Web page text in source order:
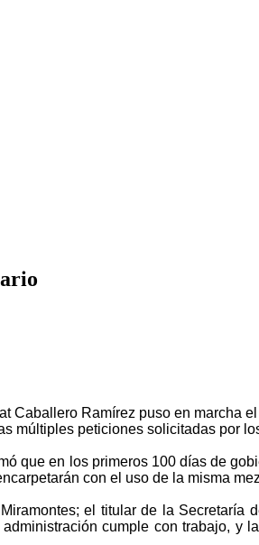
Ramírez puso en marcha
múltiples peticiones solicitadas por
que en los primeros 100 días de
con el uso de la misma
el titular de la Secretaría
cumple con trabajo, y